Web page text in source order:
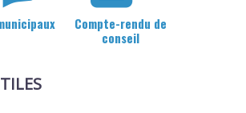
Compte-rendu de
conseil